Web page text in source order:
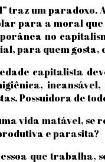
traz um
para a moral
no
para quem
capitalista
Possuidora de
vida matável,
e parasita?
que